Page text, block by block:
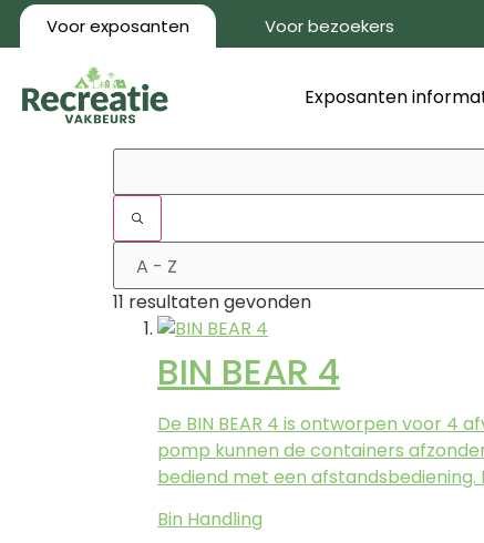
Voor exposanten Voor bezoekers
Exposanten
11 resultaten gevonden
BIN BEAR 4
De BIN BEAR 4 is ontworpen voor 4
pomp kunnen de containers
bediend met een afstandsbediening.
Bin Handling